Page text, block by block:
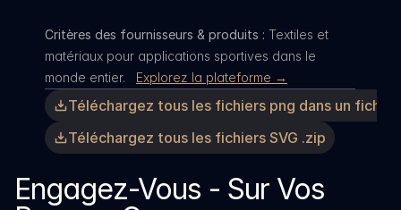
Critères des fournisseurs & produits : Textiles et
matériaux pour applications sportives dans le
monde entier. Explorez la plateforme →
Téléchargez tous les fichiers png dans un
Téléchargez tous les fichiers SVG .zip
Engagez-Vous - Sur Vos